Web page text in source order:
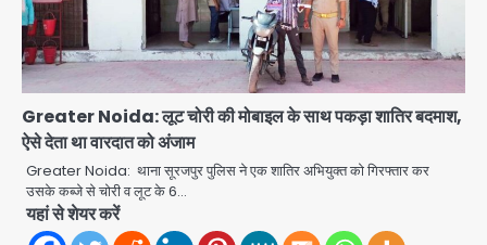
Greater Noida: लूट चोरी की मोबाइल के साथ पकड़ा शातिर बदमाश,
ऐसे देता था वारदात को अंजाम
Greater Noida: थाना सूरजपुर पुलिस ने एक शातिर अभियुक्त को गिरफ्तार कर
उसके कब्जे से चोरी व लूट के 6…
यहां से शेयर करें
4
Greater Noida (Badalpur):
सरिया लदा कैंटर अनियंत्रित होकर घुसा
किराना दुकान में , ड्राइवर की मौत
Avinash Kumar
5
DC Movie Review: लोकेश कनगराज की
एक्टिंग डेब्यू फिल्म विजुअली स्ट्राइकिंग लेकिन
स्क्रीनप्ले में कमजोर, लेकिन कहानी अधूरी रह
Avinash Kumar